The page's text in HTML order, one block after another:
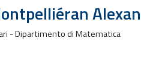
- Dipartimento di Matematica